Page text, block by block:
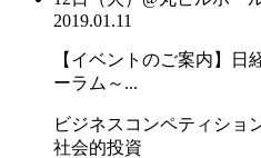
2019.01.11
【イベントのご案内】日
ーラム～...
ビジネスコンペティショ
社会的投資